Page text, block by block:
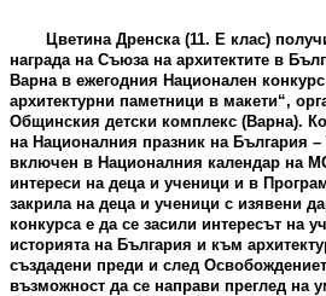
Цветина Дренска (11. Е клас)
награда на Съюза на архитектите в
Варна в ежегодния Национален
архитектурни паметници в макети“,
Общинския детски комплекс (Варна).
на Националния празник на България –
включен в Националния календар на
интереси на деца и ученици и в
закрила на деца и ученици с изявени
конкурса е да се засили интересът на
историята на България и към
създадени преди и след
възможност да се направи преглед на